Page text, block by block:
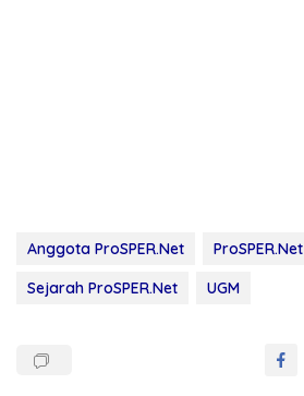
Anggota ProSPER.Net ProSPER.Net
Sejarah ProSPER.Net
UGM